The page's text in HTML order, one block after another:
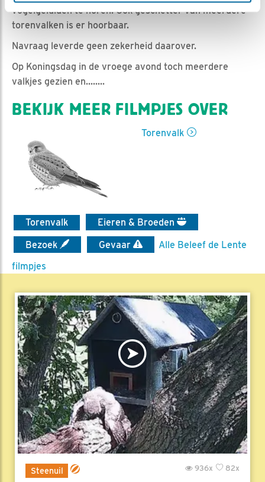
vogelgeluiden te horen. Ook geschetter van meerdere
torenvalken is er hoorbaar.
Navraag leverde geen zekerheid daarover.
Op Koningsdag in de vroege avond toch meerdere
valkjes gezien en........
BEKIJK MEER FILMPJES OVER
Torenvalk
Torenvalk
Eieren & Broeden
Bezoek
Gevaar
Alle Beleef de Lente
filmpjes
Steenuil 82x
936x